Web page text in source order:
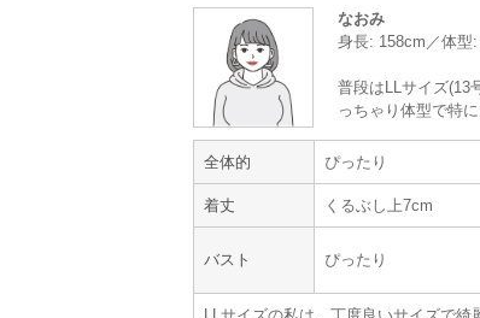
体重 :55～59kg
体型 : ややぽっちゃり
電話相談をして正解でした。
サイズピッタリで、3Lにしなくてよかっ
ドレスは生地に光沢があり高級感が!!
そして何より着心地が楽で、涼しくステ
装いのトータルコーディネートをしてく
く、靴・バッグも参考になります。
また機会があれば利用させてください。
なおみ
身長: 158cm／体型
普段はLLサイズ(13
っちゃり体型で特
全体的 ぴったり
着丈 くるぶし上7cm
バスト ぴったり